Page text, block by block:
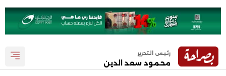
رئيس التحرير
محمود سعد الدين